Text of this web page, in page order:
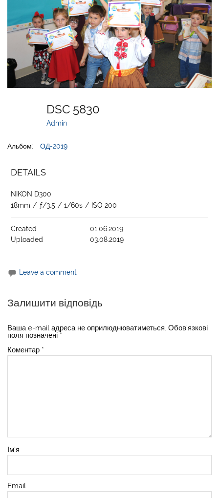
DSC 5830
Admin
Альбом: ОД-2019
DETAILS
NIKON D300
18mm / ƒ/3.5 / 1/60s / ISO 200
Created
01.06.2019
Uploaded
03.08.2019
Leave a comment
Залишити відповідь
Ваша e-mail адреса не оприлюднюватиметься. Обов’язкові
поля позначені *
Коментар *
Ім'я
Email